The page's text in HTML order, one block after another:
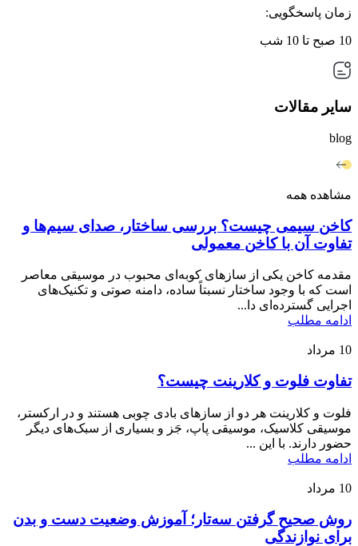
زمان پاسخگویی:
10 صبح تا 10 شب
سایر مقالات
blog
مشاهده همه
کاخن سیمی چیست؟ بررسی ساختار، صدای سیم‌ها و
تفاوت آن با کاخن معمولی
مقدمه کاخن یکی از سازهای کوبه‌ای محبوب در موسیقی معاصر
است که با وجود ساختار نسبتاً ساده، دامنه صوتی و تکنیک‌های
اجرایی گسترده‌ای دا...
ادامه مطلب
10 مرداد
تفاوت فلوت و کلارینت چیست؟
فلوت و کلارینت هر دو از سازهای بادی چوبی هستند و در ارکستر،
موسیقی کلاسیک، موسیقی پاپ، جَز و بسیاری از سبک‌های دیگر
حضور دارند. با این ...
ادامه مطلب
10 مرداد
روش صحیح گرفتن سه‌تار؛ آموزش وضعیت دست و بدن
برای نوازندگی